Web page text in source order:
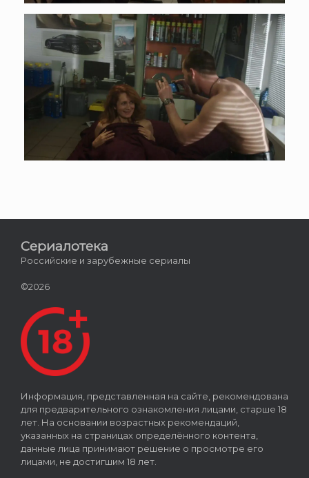
Сериалотека
Российские и зарубежные сериалы
©2026
Информация, представленная на сайте, рекомендована
для предварительного ознакомления лицами, старше 18
лет. На основании возрастных рекомендаций,
указанных на страницах определённого контента,
данные лица принимают решение о просмотре его
лицами, не достигшим 18 лет.